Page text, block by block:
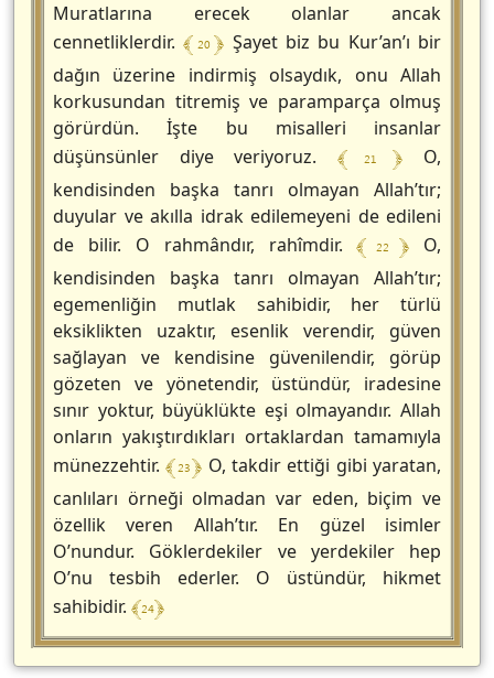
Muratlarına erecek olanlar ancak
cennetliklerdir.﴾ 20 ﴿ Şayet biz bu Kur’an’ı bir
dağın üzerine indirmiş olsaydık, onu Allah
korkusundan titremiş ve paramparça olmuş
görürdün. İşte bu misalleri insanlar
düşünsünler diye veriyoruz. ﴾ 21 ﴿ O,
kendisinden başka tanrı olmayan Allah’tır;
duyular ve akılla idrak edilemeyeni de edileni
de bilir. O rahmândır, rahîmdir.﴾ 22 ﴿ O,
kendisinden başka tanrı olmayan Allah’tır;
egemenliğin mutlak sahibidir, her türlü
eksiklikten uzaktır, esenlik verendir, güven
sağlayan ve kendisine güvenilendir, görüp
gözeten ve yönetendir, üstündür, iradesine
sınır yoktur, büyüklükte eşi olmayandır. Allah
onların yakıştırdıkları ortaklardan tamamıyla
münezzehtir.﴾ 23 ﴿ O, takdir ettiği gibi yaratan,
canlıları örneği olmadan var eden, biçim ve
özellik veren Allah’tır. En güzel isimler
O’nundur. Göklerdekiler ve yerdekiler hep
O’nu tesbih ederler. O üstündür, hikmet
sahibidir. ﴾ 24 ﴿